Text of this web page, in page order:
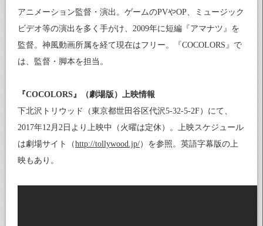
アニメーション監督・演出。ゲームのPVやOP、ミュージック
ビデオ等の演出を多く手がけ、2009年に短編『アマナツ』を
監督。神風動画所属を経て現在はフリー。『COCOLORS』で
は、監督・脚本を担当。
『COCOLORS』（劇場版）上映情報
下北沢トリウッド（東京都世田谷区代沢5-32-5-2F）にて、
2017年12月2日より上映中（火曜は定休）。上映スケジュール
は劇場サイト（http://tollywood.jp/）を参照。英語字幕版の上
映もあり。